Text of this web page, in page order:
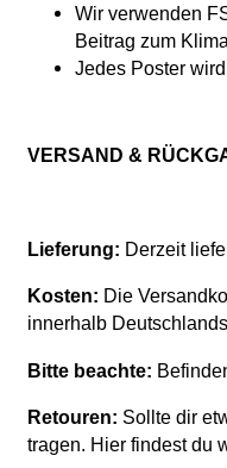
Wir verwenden
Beitrag zum
Jedes Poster
VERSAND &
Lieferung: Derzeit
Kosten: Die
innerhalb
Bitte beachte:
Retouren: Sollte dir
tragen. Hier findest du